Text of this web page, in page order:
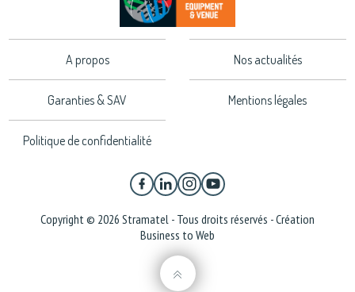
A propos Nos actualités
Garanties & SAV Mentions légales
Politique de confidentialité
Copyright © 2026 Stramatel - Tous droits réservés - Création
Business to Web